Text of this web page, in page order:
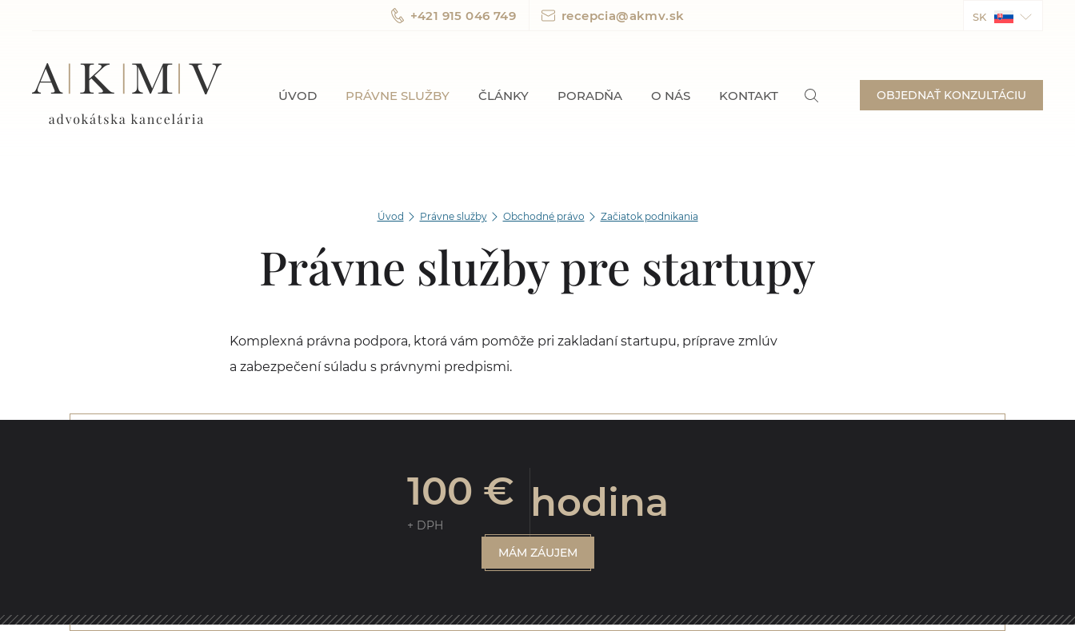
+421 915 046 749 recepcia@akmv.sk SK
ÚVOD PRÁVNE SLUŽBY ČLÁNKY PORADŇA O NÁS KONTAKT OBJEDNAŤ KONZULTÁCIU
Úvod Právne služby Obchodné právo Začiatok podnikania
Právne služby pre startupy
Komplexná právna podpora, ktorá vám pomôže pri zakladaní startupu, príprave zmlúv
a zabezpečení súladu s právnymi predpismi.
100 €
+ DPH hodina
MÁM ZÁUJEM